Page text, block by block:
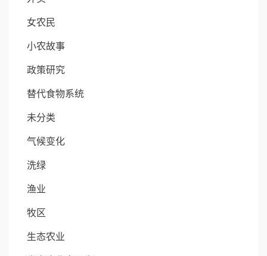
女农民
小农故事
政策研究
替代食物系统
未分类
气候变化
洗绿
渔业
牧区
生态农业